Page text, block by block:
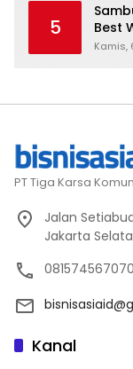
5
Best
Stay
Kamis,
PT Tiga Karsa
Jalan
Jakarta
081574567070
Kanal